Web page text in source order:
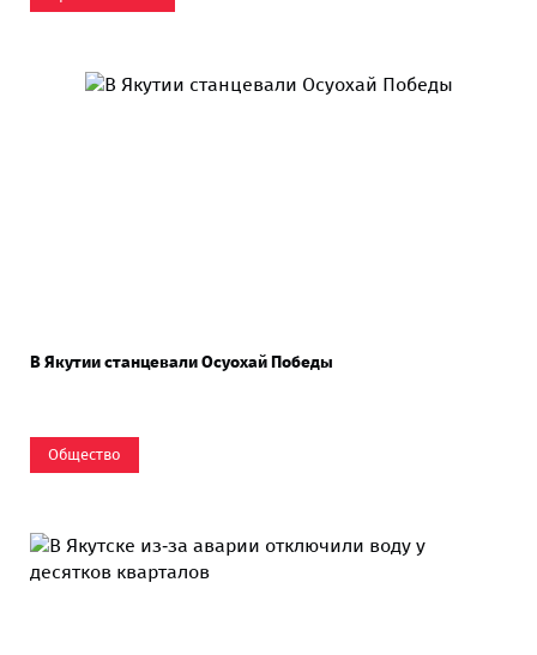
В Якутии станцевали Осуохай Победы
Общество